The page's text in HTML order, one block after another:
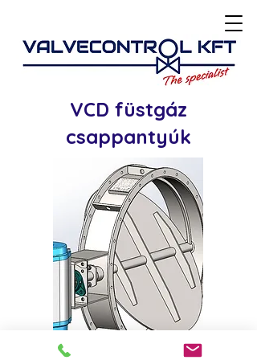
VCD füstgáz
csappantyúk